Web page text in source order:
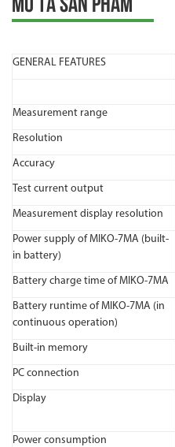
GENERAL FEATURES
Measurement range
Resolution
Accuracy
Test current output
Measurement display resolution
Power supply of MIKO-7MA (built-
in battery)
Battery charge time of MIKO-7MA
Battery runtime of MIKO-7MA (in
continuous operation)
Built-in memory
PC connection
Display
Power consumption